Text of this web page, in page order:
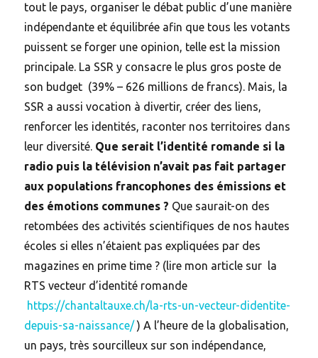
tout le pays, organiser le débat public d’une manière
indépendante et équilibrée afin que tous les votants
puissent se forger une opinion, telle est la mission
principale. La SSR y consacre le plus gros poste de
son budget (39% – 626 millions de francs). Mais, la
SSR a aussi vocation à divertir, créer des liens,
renforcer les identités, raconter nos territoires dans
leur diversité. Que serait l’identité romande si la
radio puis la télévision n’avait pas fait partager
aux populations francophones des émissions et
des émotions communes ? Que saurait-on des
retombées des activités scientifiques de nos hautes
écoles si elles n’étaient pas expliquées par des
magazines en prime time ? (lire mon article sur la
RTS vecteur d’identité romande
https://chantaltauxe.ch/la-rts-un-vecteur-didentite-
depuis-sa-naissance/ ) A l’heure de la globalisation,
un pays, très sourcilleux sur son indépendance,